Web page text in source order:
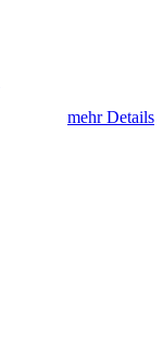
mehr Details